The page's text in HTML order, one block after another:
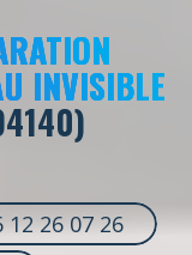
INVISIBLE
12 26 07 26